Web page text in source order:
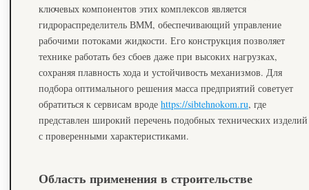
ключевых компонентов этих комплексов является
гидрораспределитель ВММ, обеспечивающий управление
рабочими потоками жидкости. Его конструкция позволяет
технике работать без сбоев даже при высоких нагрузках,
сохраняя плавность хода и устойчивость механизмов. Для
подбора оптимального решения масса предприятий советует
обратиться к сервисам вроде https://sibtehnokom.ru, где
представлен широкий перечень подобных технических изделий
с проверенными характеристиками.
Область применения в строительстве